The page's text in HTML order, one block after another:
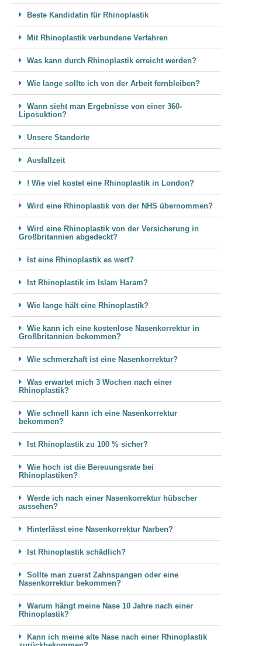
Beste Kandidatin für Rhinoplastik
Mit Rhinoplastik verbundene Verfahren
Was kann durch Rhinoplastik erreicht werden?
Wie lange sollte ich von der Arbeit fernbleiben?
Wann sieht man Ergebnisse von einer 360-
Liposuktion?
Unsere Standorte
Ausfallzeit
! Wie viel kostet eine Rhinoplastik in London?
Wird eine Rhinoplastik von der NHS übernommen?
Wird eine Rhinoplastik von der Versicherung in
Großbritannien abgedeckt?
Ist eine Rhinoplastik es wert?
Ist Rhinoplastik im Islam Haram?
Wie lange hält eine Rhinoplastik?
Wie kann ich eine kostenlose Nasenkorrektur in
Großbritannien bekommen?
Wie schmerzhaft ist eine Nasenkorrektur?
Was erwartet mich 3 Wochen nach einer
Rhinoplastik?
Wie schnell kann ich eine Nasenkorrektur
bekommen?
Ist Rhinoplastik zu 100 % sicher?
Wie hoch ist die Bereuungsrate bei
Rhinoplastiken?
Werde ich nach einer Nasenkorrektur hübscher
aussehen?
Hinterlässt eine Nasenkorrektur Narben?
Ist Rhinoplastik schädlich?
Sollte man zuerst Zahnspangen oder eine
Nasenkorrektur bekommen?
Warum hängt meine Nase 10 Jahre nach einer
Rhinoplastik?
Kann ich meine alte Nase nach einer Rhinoplastik